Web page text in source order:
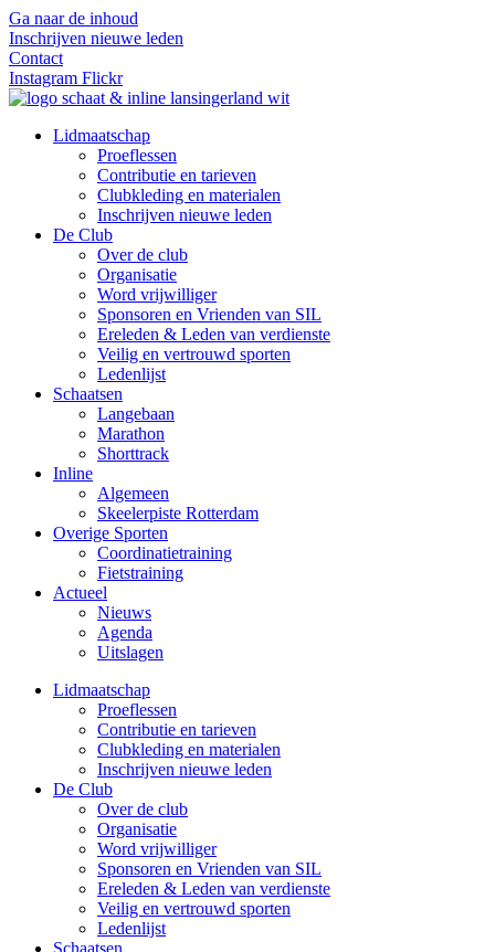
Ga naar de inhoud
Inschrijven nieuwe leden
Contact
Instagram Flickr
Lidmaatschap
Proeflessen
Contributie en tarieven
Clubkleding en materialen
Inschrijven nieuwe leden
De Club
Over de club
Organisatie
Word vrijwilliger
Sponsoren en Vrienden van SIL
Ereleden & Leden van verdienste
Veilig en vertrouwd sporten
Ledenlijst
Schaatsen
Langebaan
Marathon
Shorttrack
Inline
Algemeen
Skeelerpiste Rotterdam
Overige Sporten
Coordinatietraining
Fietstraining
Actueel
Nieuws
Agenda
Uitslagen
Lidmaatschap
Proeflessen
Contributie en tarieven
Clubkleding en materialen
Inschrijven nieuwe leden
De Club
Over de club
Organisatie
Word vrijwilliger
Sponsoren en Vrienden van SIL
Ereleden & Leden van verdienste
Veilig en vertrouwd sporten
Ledenlijst
Schaatsen